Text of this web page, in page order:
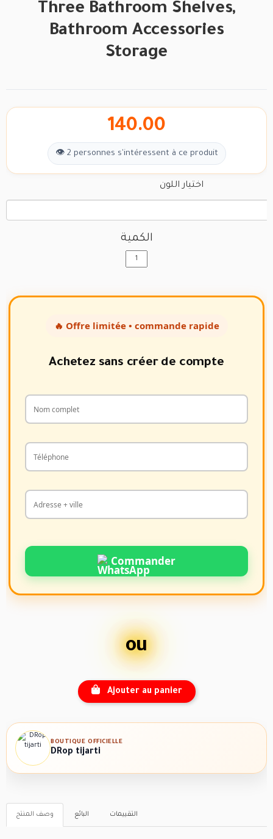
Three Bathroom Shelves,
Bathroom Accessories
Storage
140.00
👁 2 personnes s'intéressent à ce produit
اختيار اللون
الكمية
🔥 Offre limitée • commande rapide
Achetez sans créer de compte
Commander
ou
Ajouter au panier
BOUTIQUE OFFICIELLE
DRop tijarti
وصف المنتج البائع التقييمات